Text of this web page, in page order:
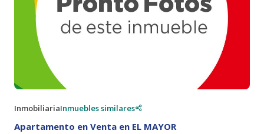
InmobiliariaInmuebles similares
Apartamento en Venta en EL MAYOR